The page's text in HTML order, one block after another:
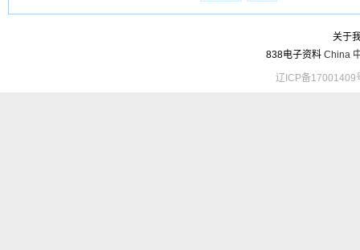
关于
838电子资料China
辽ICP备17001409